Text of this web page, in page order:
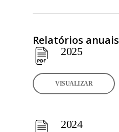
Relatórios anuais
2025
VISUALIZAR
2024